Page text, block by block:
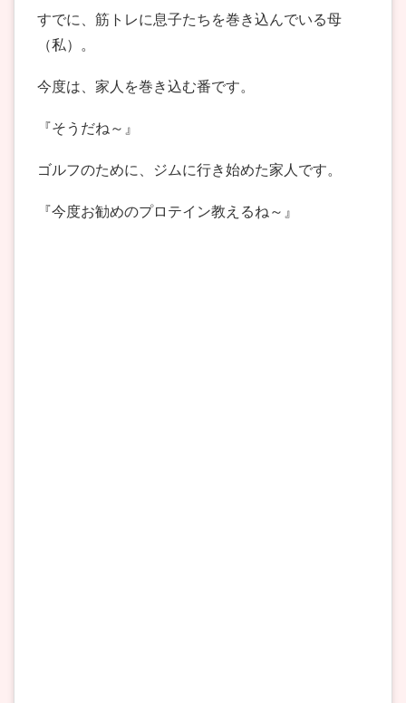
すでに、筋トレに息子たちを巻き込んでいる母
（私）。
今度は、家人を巻き込む番です。
『そうだね～』
ゴルフのために、ジムに行き始めた家人です。
『今度お勧めのプロテイン教えるね～』